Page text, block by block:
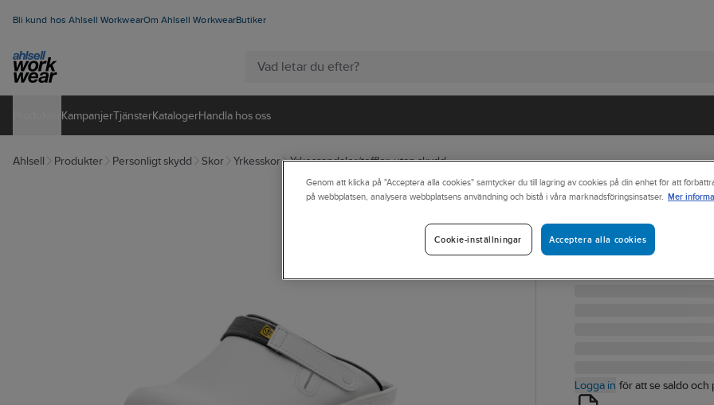
Bli kund hos Ahlsell WorkwearOm Ahlsell WorkwearButiker
KampanjerTjänsterKatalogerHandla hos oss
Ahlsell Produkter Personligt skydd Skor Yrkesskor Yrkessandaler/tofflor, utan skydd
ARBESKO
Toffel Arbesko
TOFFEL ESD 1057 VIT
Logga in för att se saldo och
Genom att klicka på "Acceptera alla cookies" samtycker du till lagring av cookies på din enhet för att
på webbplatsen, analysera webbplatsens användning och bistå i våra marknadsföringsinsatser. Mer
Acceptera alla cookies
Cookie-inställningar